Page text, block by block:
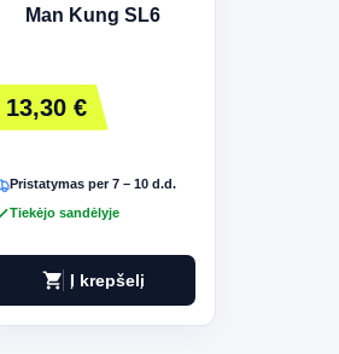
Man Kung SL6
13,30 €
Pristatymas per 7 – 10 d.d.
Tiekėjo sandėlyje
shopping_cart Į krepšelį